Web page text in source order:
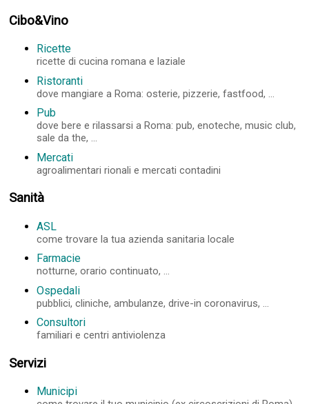
Cibo&Vino
Ricette
ricette di cucina romana e laziale
Ristoranti
dove mangiare a Roma: osterie, pizzerie, fastfood, ...
Pub
dove bere e rilassarsi a Roma: pub, enoteche, music club,
sale da the, ...
Mercati
agroalimentari rionali e mercati contadini
Sanità
ASL
come trovare la tua azienda sanitaria locale
Farmacie
notturne, orario continuato, ...
Ospedali
pubblici, cliniche, ambulanze, drive-in coronavirus, ...
Consultori
familiari e centri antiviolenza
Servizi
Municipi